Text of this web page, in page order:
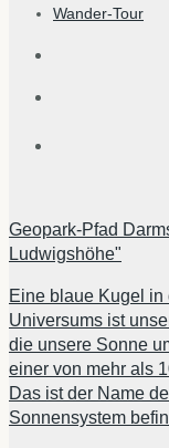
Wander-Tour
Geopark-Pfad
Ludwigshöhe"
Eine blaue Kugel
Universums ist
die unsere Sonne
einer von mehr als
Das ist der Name
Sonnensystem